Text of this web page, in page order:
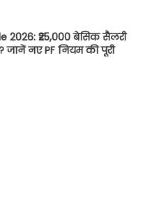
2026: ₹25,000 बेसिक सैलरी
जानें नए PF नियम की पूरी